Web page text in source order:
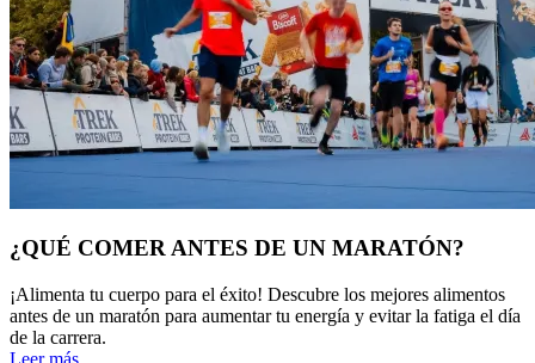
¿QUÉ COMER ANTES DE UN MARATÓN?
¡Alimenta tu cuerpo para el éxito! Descubre los mejores alimentos
antes de un maratón para aumentar tu energía y evitar la fatiga el día
de la carrera.
Leer más